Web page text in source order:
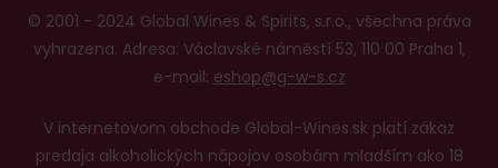
© 2001 - 2024 Global Wines & Spirits, s.r.o., všechna práva
vyhrazena. Adresa: Václavské náměstí 53, 110 00 Praha 1,
e-mail: eshop@g-w-s.cz
V internetovom obchode Global-Wines.sk platí zákaz
predaja alkoholických nápojov osobám mladším ako 18